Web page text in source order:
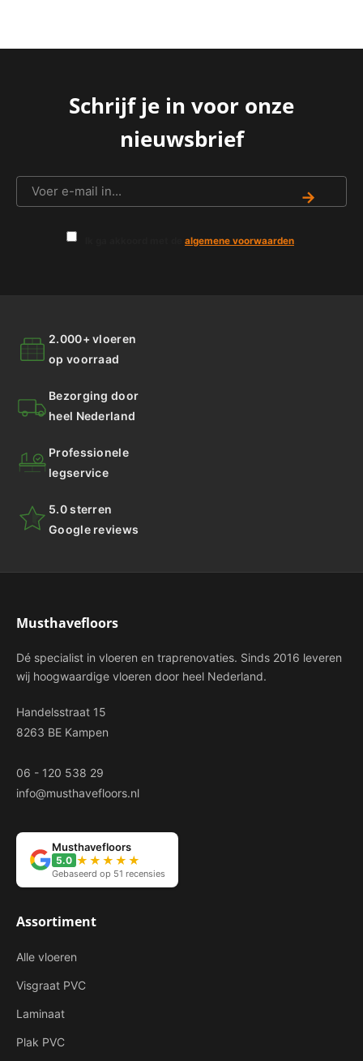
Schrijf je in voor onze
nieuwsbrief
→
algemene voorwaarden
2.000+ vloeren
op voorraad
Bezorging door
heel Nederland
Professionele
legservice
5.0 sterren
Google reviews
Musthavefloors
Dé specialist in vloeren en traprenovaties. Sinds 2016 leveren
wij hoogwaardige vloeren door heel Nederland.
Handelsstraat 15
8263 BE Kampen
06 - 120 538 29
info@musthavefloors.nl
Musthavefloors
5.0 ★★★★★
Gebaseerd op 51 recensies
Assortiment
Alle vloeren
Visgraat PVC
Laminaat
Plak PVC